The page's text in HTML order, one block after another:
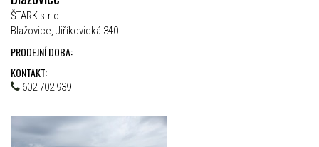
ŠTARK s.r.o.
Blažovice, Jiříkovická 340
PRODEJNÍ DOBA:
KONTAKT:
602 702 939